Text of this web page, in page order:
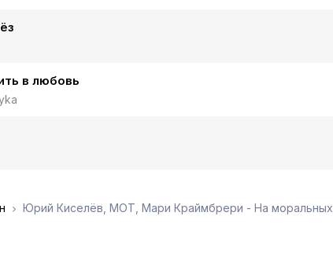
в любовь
Юрий Киселёв, МОТ, Мари Краймбрери - На моральных